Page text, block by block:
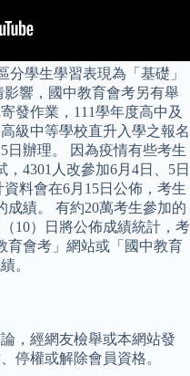
學生學習表現為「基礎」
響，國中教育會考另有舉
發作業，111學年度高中及
級中等學校直升入學之報名
日辦理。 因為疫情有些考生
4301人改參加6月4日、5日
料會在6月15日公佈，考生
成績。 有約20萬考生參加的
10）日將公佈成績統計，考
育會考」網站或「國中教育
。
，經網友檢舉或本網站發
停權或解除會員資格。